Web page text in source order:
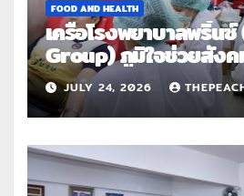
FOOD AND HEALTH
เครือโรงพยาบาลพริ้นซ์
Group) ภูมิใจช่วยสัง
ใหญ่ระดับประเทศ
สานต่อการให้ไม่สิ้นสุด”
JULY 24, 2026